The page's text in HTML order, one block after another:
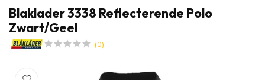
Blaklader 3338 Reflecterende Polo
Zwart/Geel
(0)